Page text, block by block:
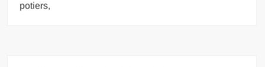
potiers,